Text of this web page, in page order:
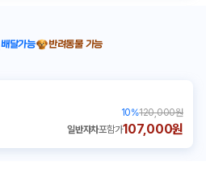
배달가능
반려동물 가능
10%120,000원
일반자차포함가107,000원